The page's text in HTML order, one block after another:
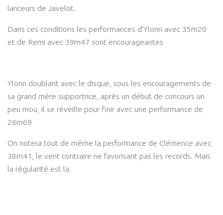
lanceurs de Javelot.
Dans ces conditions les performances d’Ylonn avec 35m20
et de Remi avec 39m47 sont encourageantes
Ylonn doublant avec le disque, sous les encouragements de
sa grand mère supportrice, après un début de concours un
peu mou, il se réveille pour finir avec une performance de
26m69
On notera tout de même la performance de Clémence avec
38m41, le vent contraire ne favorisant pas les records. Mais
la régularité est la